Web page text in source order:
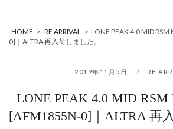
HOME > RE ARRIVAL > LONE PEAK 4.0 MID
0]｜ALTRA 再入荷しました。
2019年11月5日 RE
LONE PEAK 4.0 MID
[AFM1855N-0]｜ALTRA 再